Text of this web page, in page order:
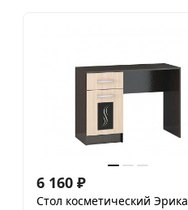
6 160 ₽
Стол косметический Эрика